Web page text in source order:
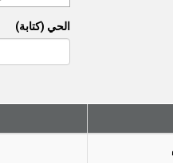
الحي (كتابة)